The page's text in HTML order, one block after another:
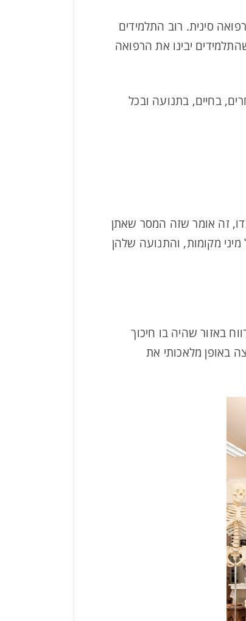
סינית. רוב התלמידים
יבינו את הרפואה
בחיים, בתנועה ובכל
זה אומר שזה המסר שאתן
מקומות, והתנועה שלהן
באזור שהיה בו חיכוך
באופן מלאכותי את